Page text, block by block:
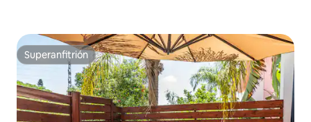
Superanfitrión
Superanfitrión